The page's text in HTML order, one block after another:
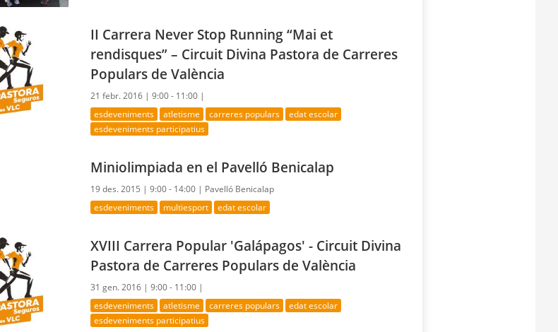
II Carrera Never Stop Running “Mai et
rendisques” – Circuit Divina Pastora de Carreres
Populars de València
21 febr. 2016 |9:00 - 11:00 |
esdeveniments atletisme carreres populars
edat escolar
esdeveniments participatius
Miniolimpiada en el Pavelló Benicalap
19 des. 2015 |9:00 - 14:00 | Pavelló Benicalap
esdeveniments multiesport edat escolar
XVIII Carrera Popular 'Galápagos' - Circuit Divina
Pastora de Carreres Populars de València
31 gen. 2016 |9:00 - 11:00 |
esdeveniments atletisme carreres populars
edat escolar
esdeveniments participatius